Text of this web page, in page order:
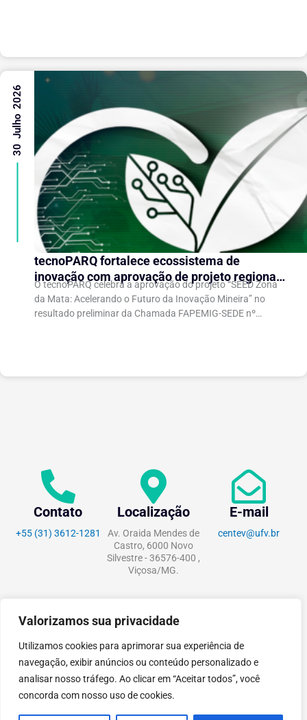
Valorizamos sua privacidade
Utilizamos cookies para aprimorar sua experiência de
navegação, exibir anúncios ou conteúdo personalizado e
analisar nosso tráfego. Ao clicar em “Aceitar todos”, você
concorda com nosso uso de cookies.
tecnoPARQ fortalece ecossistema de
inovação com aprovação de projeto regional
de aceleração de startups
O tecnoPARQ celebra a aprovação do projeto “SEED Zona
da Mata: Acelerando o Futuro da Inovação Mineira” no
resultado preliminar da Chamada FAPEMIG-SEDE nº
30 Julho 2026
Contato
+55 (31) 3612-1281
Localização
Av. Oraida Mendes de
Castro, 6000 Novo
Silvestre - 36576-400 ,
Viçosa/MG.
E-mail
centev@ufv.br
tecnoPARQ © 2021 por
Digital